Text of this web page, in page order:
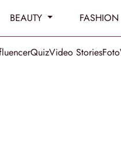
BEAUTY FASHION
QuizVideo StoriesFoto